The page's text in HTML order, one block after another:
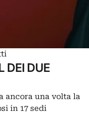
DEI DUE
ancora una volta la
in 17 sedi